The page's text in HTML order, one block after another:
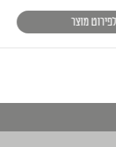
לפירוט מוצר